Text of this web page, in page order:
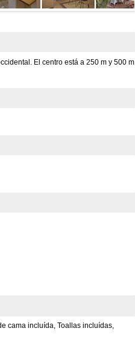
El centro está a 250 m y 500 m
cama incluída, Toallas incluídas,